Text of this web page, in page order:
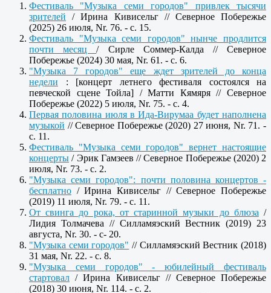
Фестиваль "Музыка семи городов" привлек тысячи
зрителей / Ирина Кивисельг // Северное Побережье
(2025) 26 июля, Nr. 76. - c. 15.
Фестиваль "Музыка семи городов" нынче продлится
почти месяц/ Сирле Соммер-Калда // Северное
Побережье (2024) 30 мая, Nr. 61. - c. 6.
"Музыка 7 городов" еще ждет зрителей до конца
недели : [концерт летнего фестиваля состоялся на
певческой сцене Тойла] / Матти Кямяря // Северное
Побережье (2022) 5 июля, Nr. 75. - c. 4.
Первая половина июля в Ида-Вирумаа будет наполнена
музыкой // Северное Побережье (2020) 27 июня, Nr. 71. -
c. 11.
Фестиваль "Музыка семи городов" вернет настоящие
концерты / Эрик Гамзеев // Северное Побережье (2020) 2
июля, Nr. 73. - c. 2.
"Музыка семи городов": почти половина концертов -
бесплатно / Ирина Кивисельг // Северное Побережье
(2019) 11 июля, Nr. 79. - c. 11.
От свинга до рока, от старинной музыки до блюза/
Лидия Толмачева // Силламяэский Вестник (2019) 23
августа, Nr. 30. - c- 20.
"Музыка семи городов" // Силламяэский Вестник (2018)
31 мая, Nr. 22. - c. 8.
"Музыка семи городов" - юбилейный фестиваль
стартовал / Ирина Кивисельг // Северное Побережье
(2018) 30 июня, Nr. 114. - с. 2.